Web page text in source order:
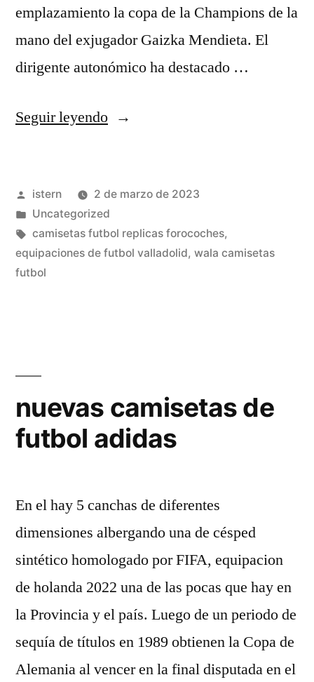
emplazamiento la copa de la Champions de la
mano del exjugador Gaizka Mendieta. El
dirigente autonómico ha destacado …
Seguir leyendo«equipaciones
Publicado
por
istern
2 de marzo de 2023
Publicado
en
Uncategorized
Etiquetas:
camisetas futbol replicas forocoches,
equipaciones de futbol valladolid, wala camisetas
futbol
nuevas camisetas de
futbol adidas
En el hay 5 canchas de diferentes
dimensiones albergando una de césped
sintético homologado por FIFA, equipacion
de holanda 2022 una de las pocas que hay en
la Provincia y el país. Luego de un periodo de
sequía de títulos en 1989 obtienen la Copa de
Alemania al vencer en la final disputada en el